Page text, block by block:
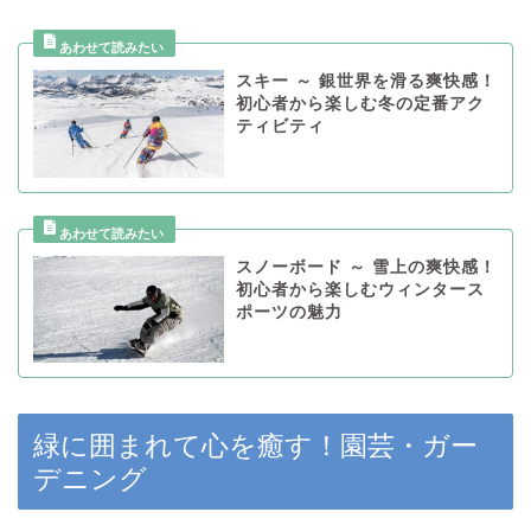
スキー ～ 銀世界を滑る爽快感！
初心者から楽しむ冬の定番アク
ティビティ
スノーボード ～ 雪上の爽快感！
初心者から楽しむウィンタース
ポーツの魅力
緑に囲まれて心を癒す！園芸・ガー
デニング